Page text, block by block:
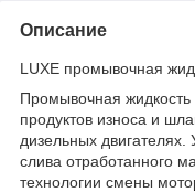
Описание
LUXE промывочная
Промывочная
продуктов износа и
дизельных
слива отработанного
технологии смены